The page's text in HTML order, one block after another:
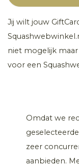
Jij wilt jouw
niet mogelijk
voor een
Omdat we
zeer
aanbieden.